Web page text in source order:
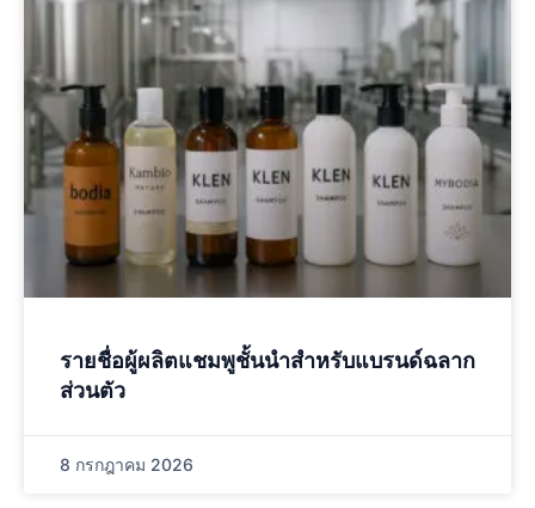
รายชื่อผู้ผลิตแชมพูชั้นนําสําหรับแบรนด์ฉลาก
ส่วนตัว
8 กรกฎาคม 2026